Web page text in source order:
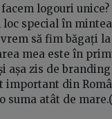
logouri
loc special în mintea
să fim băgați
mea este în
așa zis de
important din
suma atât de